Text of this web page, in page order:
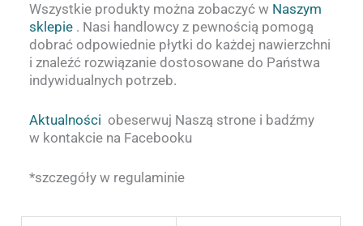
Wszystkie produkty można zobaczyć w Naszym
sklepie . Nasi handlowcy z pewnością pomogą
dobrać odpowiednie płytki do każdej nawierzchni
i znaleźć rozwiązanie dostosowane do Państwa
indywidualnych potrzeb.
Aktualności obeserwuj Naszą strone i badźmy
w kontakcie na Facebooku
*szczegóły w regulaminie